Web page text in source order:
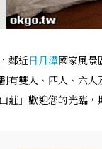
鄰近日月潭國家風景
雙人、四人、六
莊」歡迎您的光臨，